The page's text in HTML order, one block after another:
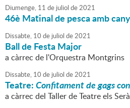
Diumenge, 11 de juliol de2021
46è Matinal de pesca amb
Dissabte, 10 de juliol de2021
Ball de Festa Major
a càrrec de l'Orquestra Montgrins
Dissabte, 10 de juliol de2021
Teatre:Confitament de gags
a càrrec del Taller de Teatre els